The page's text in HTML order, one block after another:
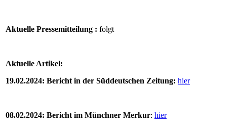
Aktuelle Pressemitteilung : folgt
Aktuelle Artikel:
19.02.2024: Bericht in der Süddeutschen Zeitung: hier
08.02.2024: Bericht im Münchner Merkur: hier